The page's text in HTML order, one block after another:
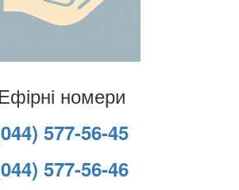
Ефірні номери
577-56-45
577-56-46